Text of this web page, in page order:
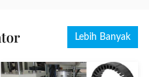
Lebih Banyak